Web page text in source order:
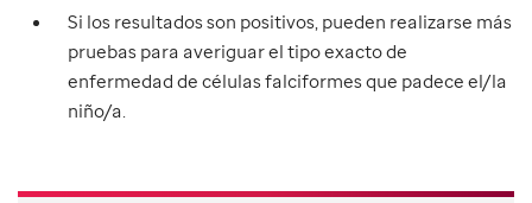
Si los resultados son positivos, pueden realizarse más
pruebas para averiguar el tipo exacto de
enfermedad de células falciformes que padece el/la
niño/a.